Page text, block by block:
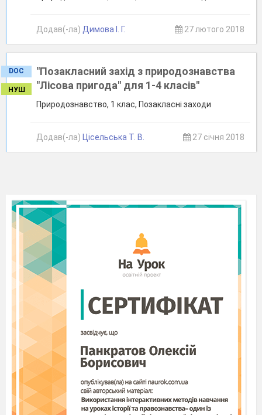
Додав(-ла) Димова І. Г. 27 лютого 2018
DOC
НУШ
"Позакласний захід з природознавства
"Лісова пригода" для 1-4 класів"
Природознавство, 1 клас, Позакласні заходи
Додав(-ла) Цісельська Т. В. 27 січня 2018